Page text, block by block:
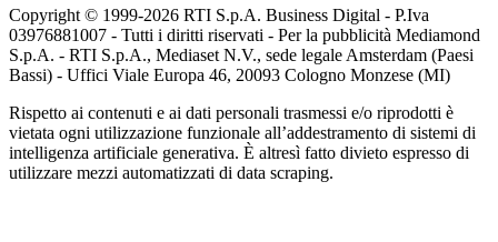
Copyright © 1999-2026 RTI S.p.A. Business Digital - P.Iva
03976881007 - Tutti i diritti riservati - Per la pubblicità Mediamond
S.p.A. - RTI S.p.A., Mediaset N.V., sede legale Amsterdam (Paesi
Bassi) - Uffici Viale Europa 46, 20093 Cologno Monzese (MI)
Rispetto ai contenuti e ai dati personali trasmessi e/o riprodotti è
vietata ogni utilizzazione funzionale all’addestramento di sistemi di
intelligenza artificiale generativa. È altresì fatto divieto espresso di
utilizzare mezzi automatizzati di data scraping.